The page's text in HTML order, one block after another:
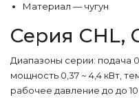
Материал — чугун
Серия CHL,
Диапазоны серии: подача
мощность 0,37 ~ 4,4 кВт,
рабочее давление до до 10